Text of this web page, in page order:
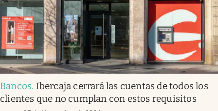
Bancos. Ibercaja cerrará las cuentas de todos los
clientes que no cumplan con estos requisitos